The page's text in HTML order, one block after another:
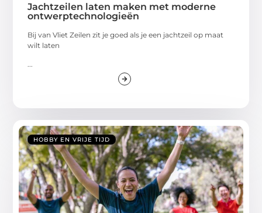
Jachtzeilen laten maken met moderne
ontwerptechnologieën
Bij van Vliet Zeilen zit je goed als je een jachtzeil op maat
wilt laten
...
HOBBY EN VRIJE TIJD